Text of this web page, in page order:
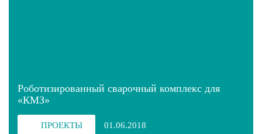
Роботизированный сварочный комплекс для
«КМЗ»
ПРОЕКТЫ 01.06.2018